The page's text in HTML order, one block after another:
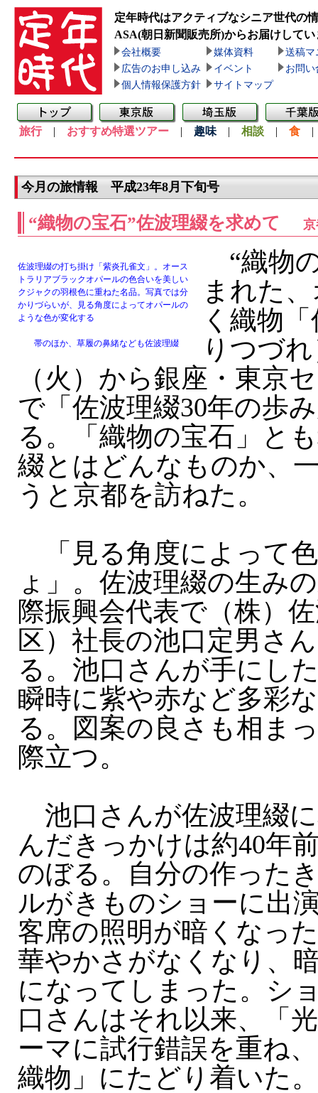
定年時代はアクティブなシニア世代の
ASA(朝日新聞販売所)からお届けしてい
会社概要 媒体資料
送稿マ
広告のお申し込み
イベント
お問い
個人情報保護方針
サイトマップ
旅行| おすすめ特選ツアー | 趣味 | 相談 | 食
今月の旅情報 平成23年8月下旬号
“織物の宝石”佐波理綴を求めて
佐波理綴の打ち掛け「紫炎孔雀文」。オース
トラリアブラックオパールの色合いを美しい
クジャクの羽根色に重ねた名品。写真では分
かりづらいが、見る角度によってオパールの
ような色が変化する
帯のほか、草履の鼻緒なども佐波理綴
“織物
まれた
く織物
りつづ
（火）から銀座・東京
で「佐波理綴30年の歩
る。「織物の宝石」と
綴とはどんなものか、
うと京都を訪ねた。
「見る角度によって
ょ」。佐波理綴の生み
際振興会代表で（株）
区）社長の池口定男さ
る。池口さんが手にし
瞬時に紫や赤など多彩
る。図案の良さも相ま
際立つ。
池口さんが佐波理綴
んだきっかけは約40年
のぼる。自分の作った
ルがきものショーに出
客席の照明が暗くなっ
華やかさがなくなり、
になってしまった。シ
口さんはそれ以来、「
ーマに試行錯誤を重ね
織物」にたどり着いた。